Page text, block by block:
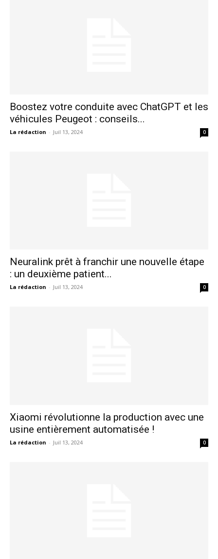
Boostez votre conduite avec ChatGPT et les
véhicules Peugeot : conseils...
La rédaction - Juil 13, 2024 0
Neuralink prêt à franchir une nouvelle étape
: un deuxième patient...
La rédaction - Juil 13, 2024 0
Xiaomi révolutionne la production avec une
usine entièrement automatisée !
La rédaction - Juil 13, 2024 0